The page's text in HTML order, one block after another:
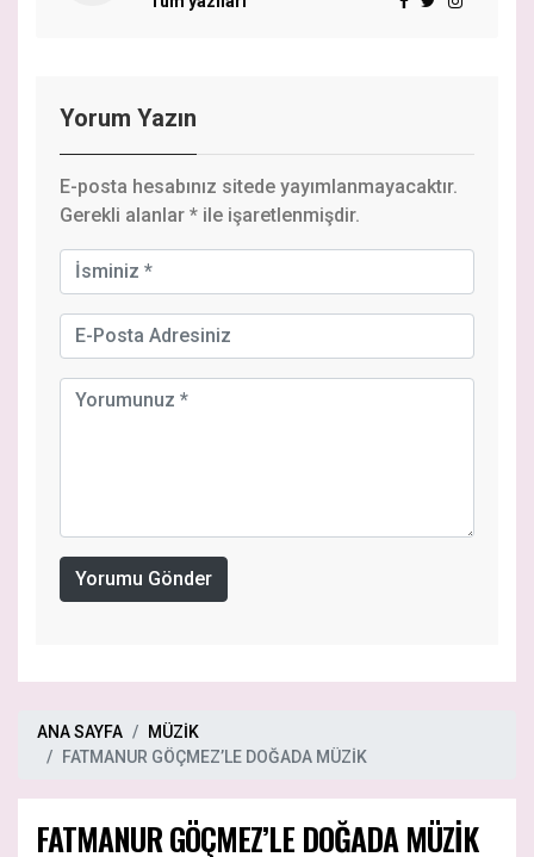
Yorum Yazın
E-posta hesabınız sitede yayımlanmayacaktır.
Gerekli alanlar * ile işaretlenmişdir.
Yorumu Gönder
ANA SAYFA
MÜZİK
FATMANUR GÖÇMEZ’LE DOĞADA MÜZİK
FATMANUR GÖÇMEZ’LE DOĞADA MÜZİK